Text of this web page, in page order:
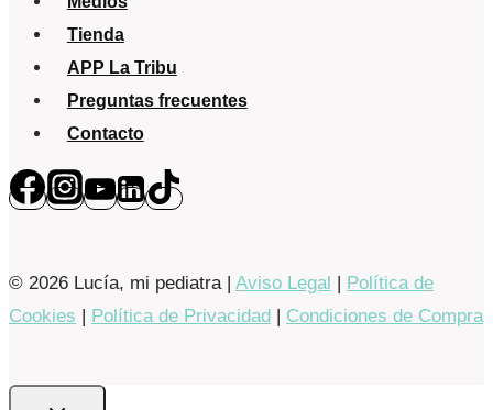
playa?
Tienda
APP La Tribu
Preguntas frecuentes
Contacto
© 2026 Lucía, mi pediatra | Aviso Legal | Política de
Cookies | Política de Privacidad | Condiciones de Compra